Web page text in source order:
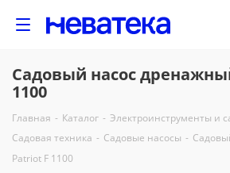
Садовый насос
1100
Главная - Каталог - Электроинструменты и
Садовая техника - Садовые насосы -
Patriot F 1100